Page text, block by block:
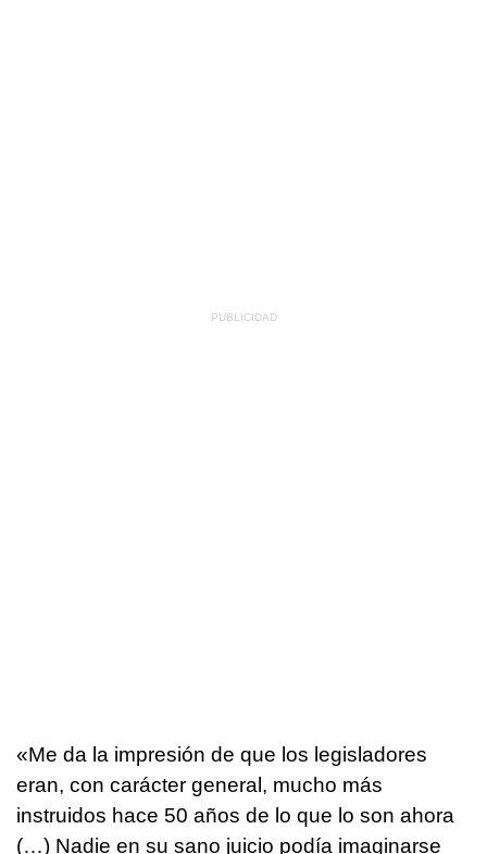
«Me da la impresión de que los legisladores
eran, con carácter general, mucho más
instruidos hace 50 años de lo que lo son ahora
(…) Nadie en su sano juicio podía imaginarse